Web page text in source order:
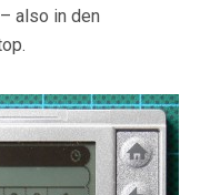
also in den